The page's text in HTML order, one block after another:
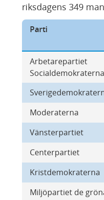
riksdagens 349
Parti
Arbetarepartiet
Socialdemokraterna
Moderaterna
Vänsterpartiet
Centerpartiet
Kristdemokraterna
Miljöpartiet de